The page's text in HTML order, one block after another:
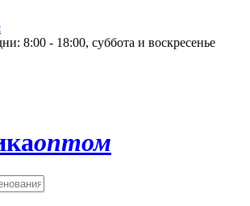
8:00 - 18:00, суббота и воскресенье
оптом